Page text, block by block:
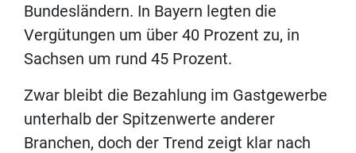
Bundesländern. In Bayern legten die
Vergütungen um über 40 Prozent zu, in
Sachsen um rund 45 Prozent.
Zwar bleibt die Bezahlung im Gastgewerbe
unterhalb der Spitzenwerte anderer
Branchen, doch der Trend zeigt klar nach